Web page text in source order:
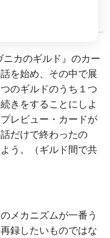
ニカのギルド』のカー
を始め、その中で展
のギルドのうち１つ
きをすることにしよ
レビュー・カードが
だけで終わったの
う。（ギルド間で共
メカニズムが一番う
録したいものではな